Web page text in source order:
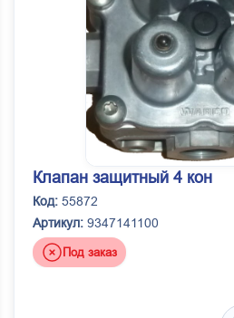
Клапан защитный 4 кон
Код: 55872
Артикул: 9347141100
Под заказ